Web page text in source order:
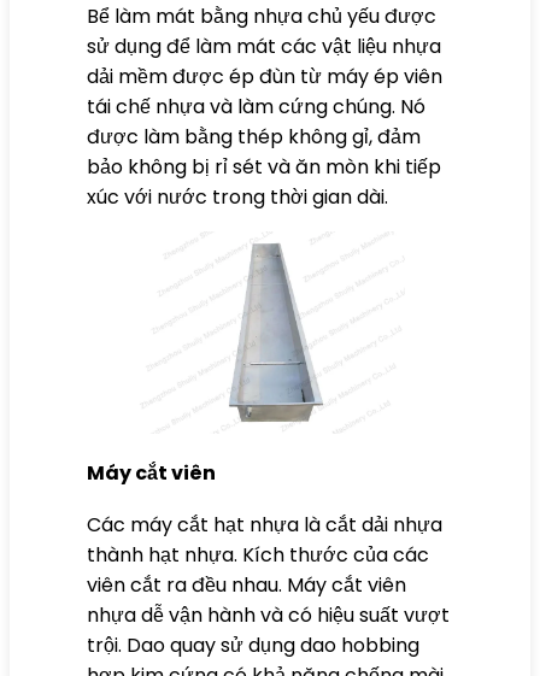
Bể làm mát bằng nhựa chủ yếu được
sử dụng để làm mát các vật liệu nhựa
dải mềm được ép đùn từ máy ép viên
tái chế nhựa và làm cứng chúng. Nó
được làm bằng thép không gỉ, đảm
bảo không bị rỉ sét và ăn mòn khi tiếp
xúc với nước trong thời gian dài.
Máy cắt viên
Các máy cắt hạt nhựa là cắt dải nhựa
thành hạt nhựa. Kích thước của các
viên cắt ra đều nhau. Máy cắt viên
nhựa dễ vận hành và có hiệu suất vượt
trội. Dao quay sử dụng dao hobbing